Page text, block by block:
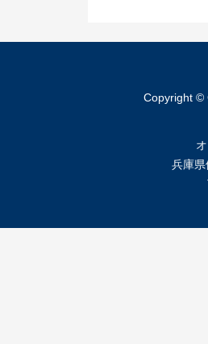
Copyright ©
兵庫